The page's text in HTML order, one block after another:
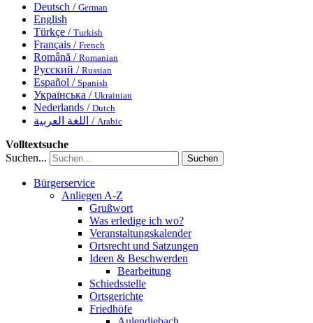
Deutsch / German
English
Türkçe / Turkish
Français / French
Română / Romanian
Русский / Russian
Español / Spanish
Українська / Ukrainian
Nederlands / Dutch
اللغة العربية / Arabic
Volltextsuche
Suchen...
Suchen
Bürgerservice
Anliegen A-Z
Grußwort
Was erledige ich wo?
Veranstaltungskalender
Ortsrecht und Satzungen
Ideen & Beschwerden
Bearbeitung
Schiedsstelle
Ortsgerichte
Friedhöfe